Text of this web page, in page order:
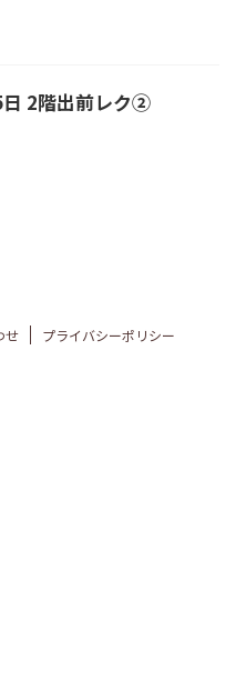
2階出前レク②
せ プライバシーポリシー